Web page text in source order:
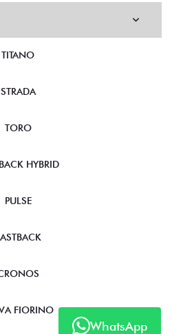
WhatsApp
TITANO
STRADA
TORO
HYBRID
PULSE
FIORINO